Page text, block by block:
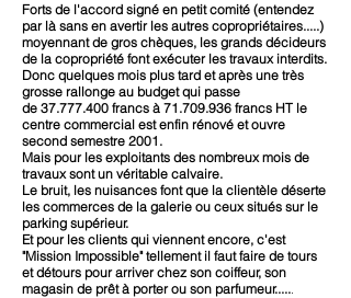
Forts de l'accord signé en petit comité (entendez
par là sans en avertir les autres copropriétaires.....)
moyennant de gros chèques, les grands décideurs
de la copropriété font exécuter les travaux interdits.
Donc quelques mois plus tard et après une très
grosse rallonge au budget qui passe
de 37.777.400 francs à 71.709.936 francs HT le
centre commercial est enfin rénové et ouvre
second semestre 2001.
Mais pour les exploitants des nombreux mois de
travaux sont un véritable calvaire.
Le bruit, les nuisances font que la clientèle déserte
les commerces de la galerie ou ceux situés sur le
parking supérieur.
Et pour les clients qui viennent encore, c'est
"Mission Impossible" tellement il faut faire de tours
et détours pour arriver chez son coiffeur, son
magasin de prêt à porter ou son parfumeur......